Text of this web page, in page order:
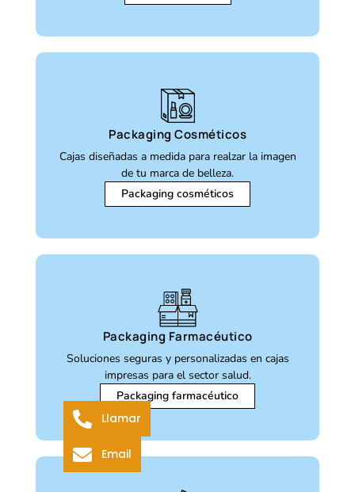
Packaging Cosméticos
Cajas diseñadas a medida para realzar la imagen
de tu marca de belleza.
Packaging cosméticos
Packaging Farmacéutico
Soluciones seguras y personalizadas en cajas
impresas para el sector salud.
Packaging farmacéutico
Llamar
Email